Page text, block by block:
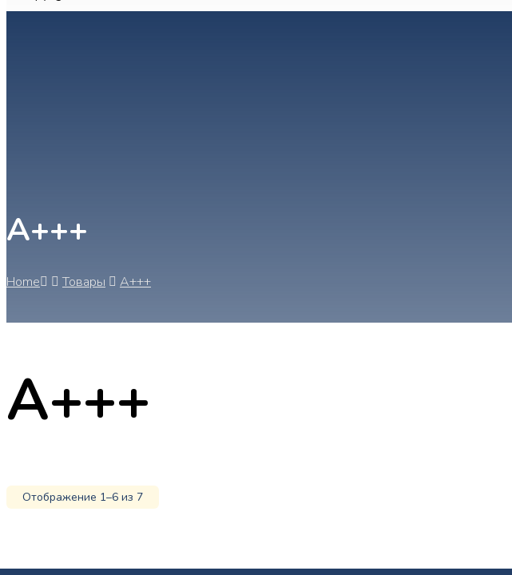
А+++
Home Товары А+++
А+++
Отображение 1–6 из 7